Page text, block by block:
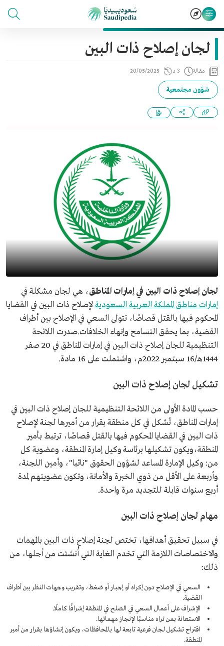
لجان إصلاح ذات البين
مقالة 3 د 20/05/2025
شؤون مجتمعية
لجان إصلاح ذات البين في إمارات المناطق، هي لجان مشكلة في
إمارات مناطق المملكة العربية السعوديةلإصلاح ذات البين في القضايا
المحكوم فيها بالقتل قصاصًا، تتولى السعي في الإصلاح بين أطراف
القضية، بما يحقق التسامح وإنهاء الخلافات.صدرت اللائحة
التنظيمية للجان إصلاح ذات البين في إمارات المناطق في 20 صفر
1444هـ/16 سبتمبر 2022م، واشتملت على 16 مادة.
تشكيل لجان إصلاح ذات البين
حسب المادة الأولى من اللائحة التنظيمية للجان إصلاح ذات البين في
إمارات المناطق، تُشكل في كل منطقة بقرار من أميرها لجنة لإصلاح
ذات البين في القضايا المحكوم فيها بالقتل قصاصًا، ترتبط بأمير
المنطقة،ويكون تشكيلها برئاسة وكيل إمارة المنطقة، وعضوية كل
من: وكيل الإمارة المساعد لشؤون الحقوق "نائبا"، وأمين اللجنة،
وأربعة على الأقل من ذوي الخبرة والأمانة، وتكون عضويتهم لمدة
أربع سنوات قابلة للتجديد مرة واحدة.
مهام لجان إصلاح ذات البين
في سبيل تحقيق أهدافها، تختص لجنة إصلاح ذات البين بالمهمات
والاختصاصات اللازمة التي تخدم الغاية التي أُنشئت من أجلها، من
ذلك:
السعي في الإصلاح دون إكراه أو إجبار أو ضغط، وتقريب وجهات النظر بين أطراف
القضية.
الإشراف على أعمال السعي في الصلح في المنطقة إشرافًا كاملًا.
الاستعانة بمن تراه مناسبًا لإنجاز مهماتها.
اقتراح تشكيل لجان فرعية تابعة لها بالمحافظات، ويكون إنشاؤها بقرار من أمير
المنطقة.